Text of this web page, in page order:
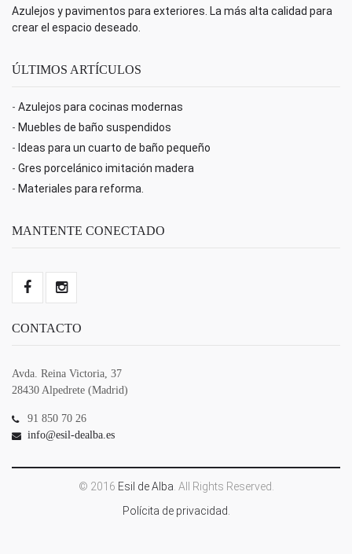
Azulejos y pavimentos para exteriores. La más alta calidad para
crear el espacio deseado.
ÚLTIMOS ARTÍCULOS
- Azulejos para cocinas modernas
- Muebles de baño suspendidos
- Ideas para un cuarto de baño pequeño
- Gres porcelánico imitación madera
- Materiales para reforma.
MANTENTE CONECTADO
CONTACTO
Avda. Reina Victoria, 37
28430 Alpedrete (Madrid)
91 850 70 26
info@esil-dealba.es
© 2016 Esil de Alba . All Rights Reserved.
Polícita de privacidad.